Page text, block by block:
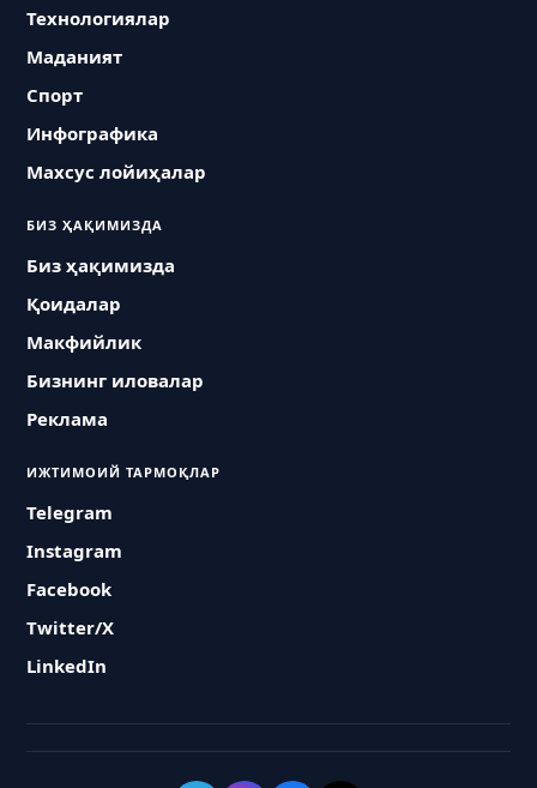
Технологиялар
Маданият
Спорт
Инфографика
Махсус лойиҳалар
БИЗ ҲАҚИМИЗДА
Биз ҳақимизда
Қоидалар
Макфийлик
Бизнинг иловалар
Реклама
ИЖТИМОИЙ ТАРМОҚЛАР
Telegram
Instagram
Facebook
Twitter/X
LinkedIn